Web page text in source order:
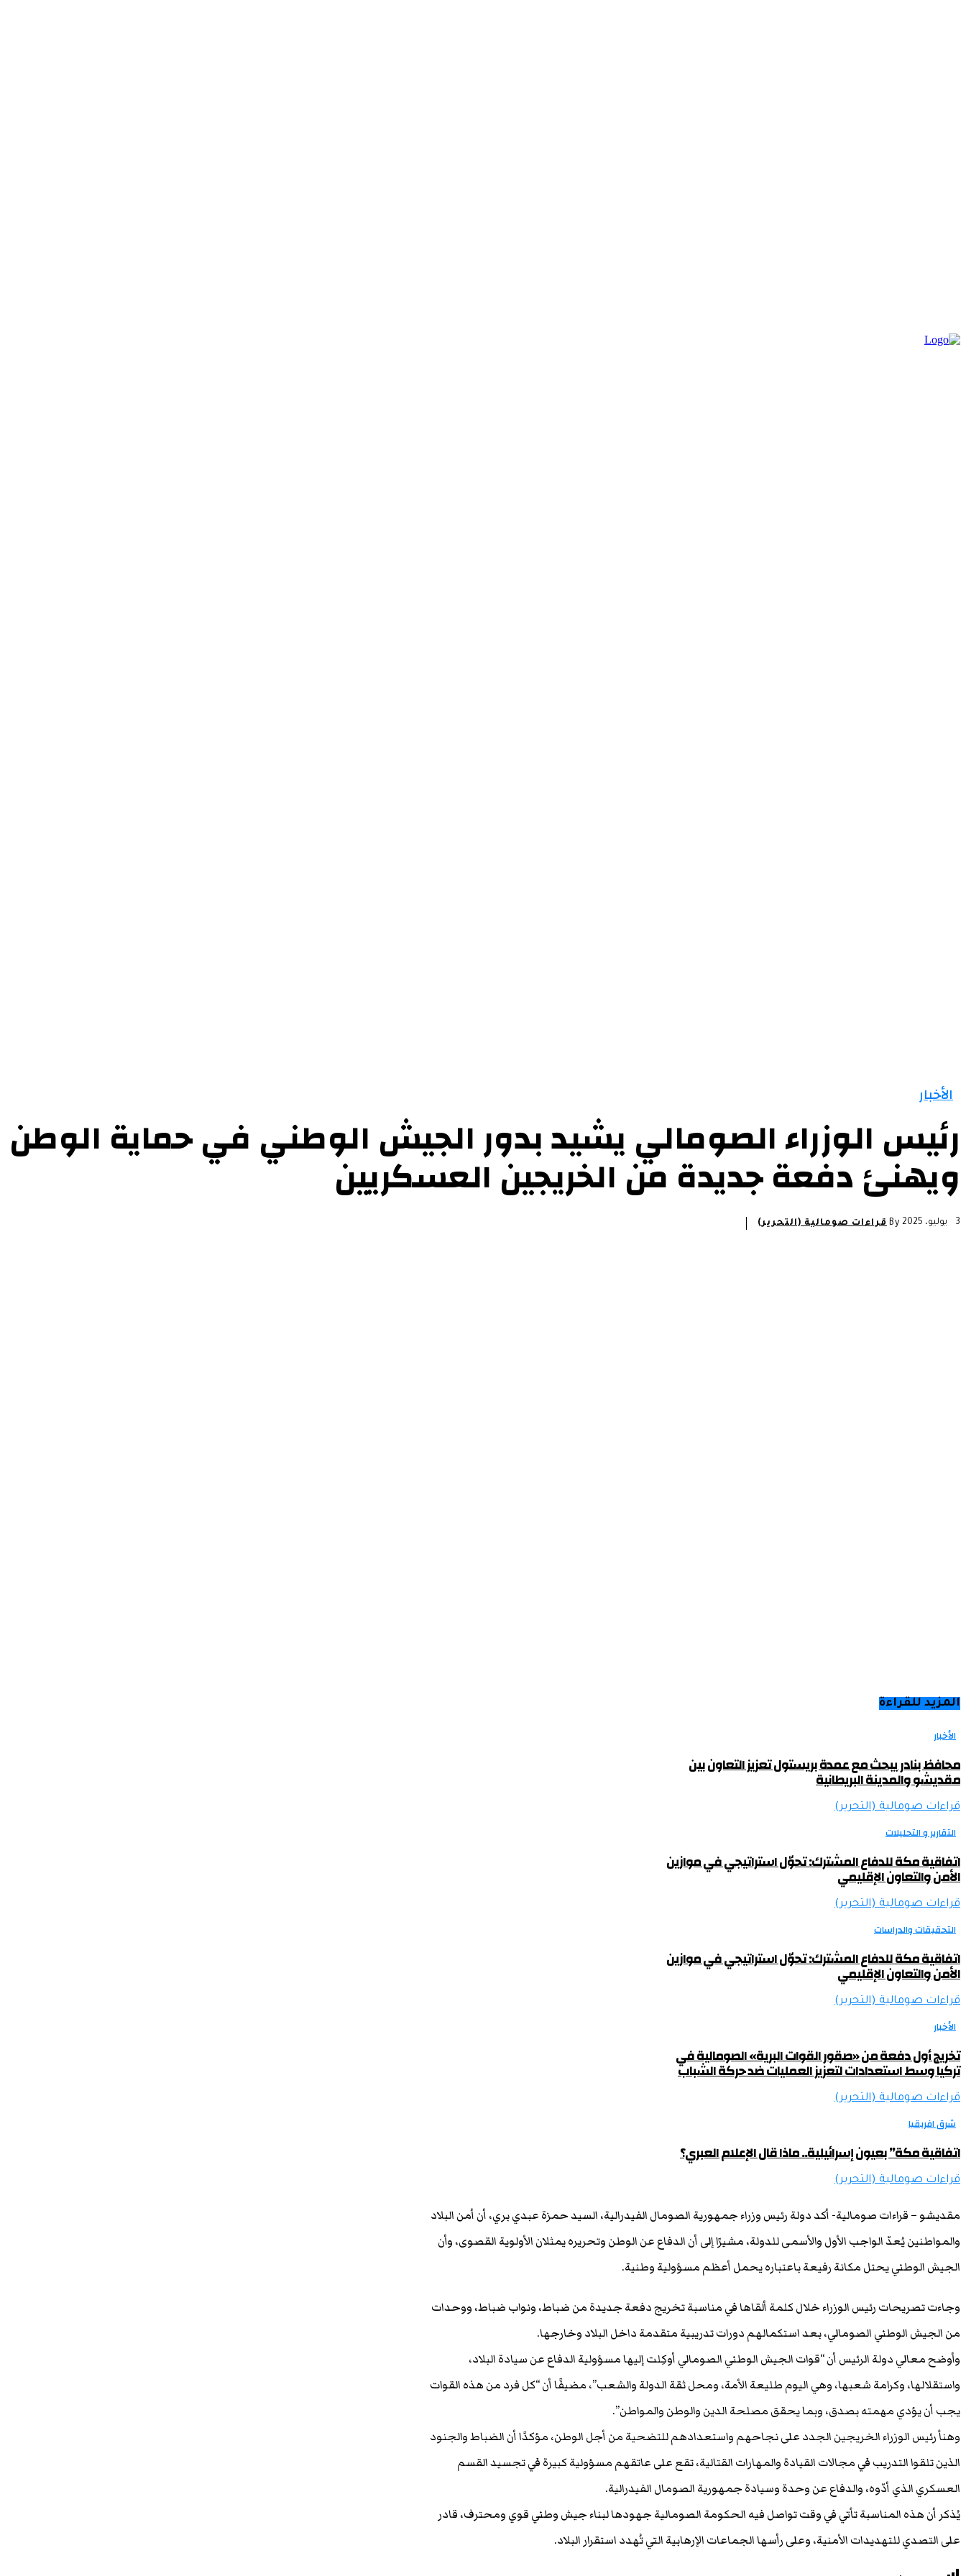
الأخبار
رئيس الوزراء الصومالي يشيد بدور الجيش الوطني في حماية الوطن
ويهنئ دفعة جديدة من الخريجين العسكريين
3 يوليو، 2025 By قراءات صومالية (التحرير)
المزيد للقراءة
الأخبار
محافظ بنادر يبحث مع عمدة بريستول تعزيز التعاون بين
مقديشو والمدينة البريطانية
قراءات صومالية (التحرير)
التقارير و التحليلات
اتفاقية مكة للدفاع المشترك: تحوّل استراتيجي في موازين
الأمن والتعاون الإقليمي
قراءات صومالية (التحرير)
التحقيقات والدراسات
اتفاقية مكة للدفاع المشترك: تحوّل استراتيجي في موازين
الأمن والتعاون الإقليمي
قراءات صومالية (التحرير)
الأخبار
تخريج أول دفعة من «صقور القوات البرية» الصومالية في
تركيا وسط استعدادات لتعزيز العمليات ضد حركة الشباب
قراءات صومالية (التحرير)
شرق افريقيا
اتفاقية مكة” بعيون إسرائيلية.. ماذا قال الإعلام العبري؟
قراءات صومالية (التحرير)
مقديشو – قراءات صومالية- أكد دولة رئيس وزراء جمهورية الصومال الفيدرالية، السيد حمزة عبدي بري، أن أمن البلاد
والمواطنين يُعدّ الواجب الأول والأسمى للدولة، مشيرًا إلى أن الدفاع عن الوطن وتحريره يمثلان الأولوية القصوى، وأن
الجيش الوطني يحتل مكانة رفيعة باعتباره يحمل أعظم مسؤولية وطنية.
وجاءت تصريحات رئيس الوزراء خلال كلمة ألقاها في مناسبة تخريج دفعة جديدة من ضباط، ونواب ضباط، ووحدات
من الجيش الوطني الصومالي، بعد استكمالهم دورات تدريبية متقدمة داخل البلاد وخارجها.
وأوضح معالي دولة الرئيس أن “قوات الجيش الوطني الصومالي أوكِلت إليها مسؤولية الدفاع عن سيادة البلاد،
واستقلالها، وكرامة شعبها، وهي اليوم طليعة الأمة، ومحل ثقة الدولة والشعب”، مضيفًا أن “كل فرد من هذه القوات
يجب أن يؤدي مهمته بصدق، وبما يحقق مصلحة الدين والوطن والمواطن”.
وهنأ رئيس الوزراء الخريجين الجدد على نجاحهم واستعدادهم للتضحية من أجل الوطن، مؤكدًا أن الضباط والجنود
الذين تلقوا التدريب في مجالات القيادة والمهارات القتالية، تقع على عاتقهم مسؤولية كبيرة في تجسيد القسم
العسكري الذي أدّوه، والدفاع عن وحدة وسيادة جمهورية الصومال الفيدرالية.
يُذكر أن هذه المناسبة تأتي في وقت تواصل فيه الحكومة الصومالية جهودها لبناء جيش وطني قوي ومحترف، قادر
على التصدي للتهديدات الأمنية، وعلى رأسها الجماعات الإرهابية التي تُهدد استقرار البلاد.